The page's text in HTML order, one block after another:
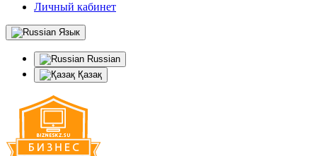
Личный кабинет
Язык
Russian
Қазақ